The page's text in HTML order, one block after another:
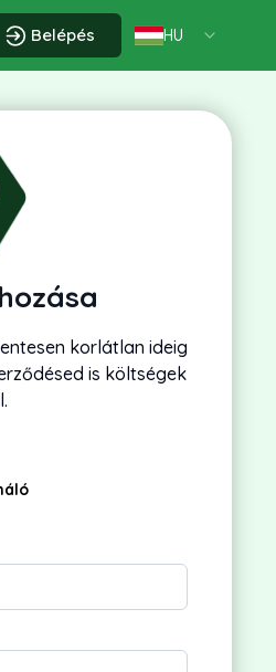
Belépés HU
korlátlan ideig
is költségek